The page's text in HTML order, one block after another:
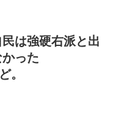
は強硬右派と出
った
。